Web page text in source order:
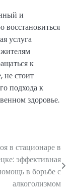
и
услуга
жителям
к
стоит
подхода к
здоровье.
в стационаре в
эффективная
в борьбе с
алкоголизмом